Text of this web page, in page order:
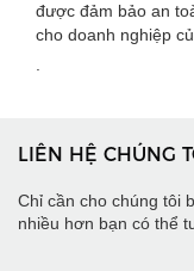
được đảm bảo an
cho doanh nghiệp
LIÊN HỆ CHÚNG
Chỉ cần cho chúng tôi
nhiều hơn bạn có thể